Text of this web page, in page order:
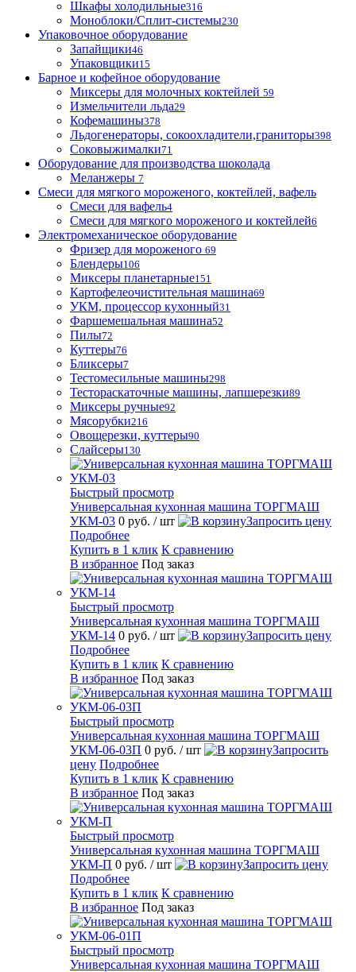
Шкафы холодильные316
Моноблоки/Сплит-системы230
Упаковочное оборудование
Запайщики46
Упаковщики15
Барное и кофейное оборудование
Миксеры для молочных коктейлей 59
Измельчители льда29
Кофемашины378
Льдогенераторы, сокоохладители,граниторы398
Соковыжималки71
Оборудование для производства шоколада
Меланжеры 7
Смеси для мягкого мороженого, коктейлей, вафель
Смеси для вафель4
Смеси для мягкого мороженого и коктейлей6
Электромеханическое оборудование
Фризер для мороженого 69
Блендеры106
Миксеры планетарные151
Картофелеочистительная машина69
УКМ, процессор кухонный31
Фаршемешальная машина52
Пилы72
Куттеры76
Бликсеры7
Тестомесильные машины298
Тестораскаточные машины, лапшерезки89
Миксеры ручные92
Мясорубки216
Овощерезки, куттеры90
Слайсеры130
Быстрый просмотр
Универсальная кухонная машина ТОРГМАШ
УКМ-03 0 руб. / шт
Запросить цену
Подробнее
Купить в 1 клик К сравнению
В избранное Под заказ
Быстрый просмотр
Универсальная кухонная машина ТОРГМАШ
УКМ-14 0 руб. / шт
Запросить цену
Подробнее
Купить в 1 клик К сравнению
В избранное Под заказ
Быстрый просмотр
Универсальная кухонная машина ТОРГМАШ
УКМ-06-03П 0 руб. / шт
Запросить
цену Подробнее
Купить в 1 клик К сравнению
В избранное Под заказ
Быстрый просмотр
Универсальная кухонная машина ТОРГМАШ
УКМ-П 0 руб. / шт
Запросить цену
Подробнее
Купить в 1 клик К сравнению
В избранное Под заказ
Быстрый просмотр
Универсальная кухонная машина ТОРГМАШ